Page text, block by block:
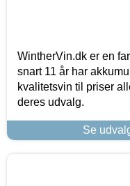
WintherVin.dk er en
snart 11 år har
kvalitetsvin til priser
deres udvalg.
Se